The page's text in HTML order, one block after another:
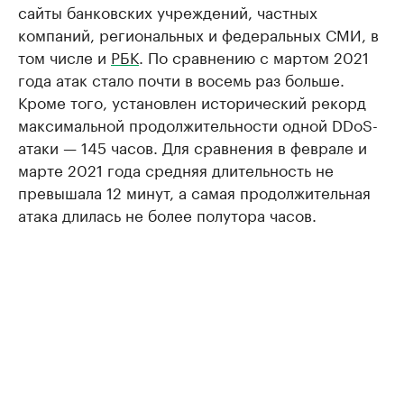
сайты банковских учреждений, частных
компаний, региональных и федеральных СМИ, в
том числе и РБК. По сравнению с мартом 2021
года атак стало почти в восемь раз больше.
Кроме того, установлен исторический рекорд
максимальной продолжительности одной DDoS-
атаки — 145 часов. Для сравнения в феврале и
марте 2021 года средняя длительность не
превышала 12 минут, а самая продолжительная
атака длилась не более полутора часов.